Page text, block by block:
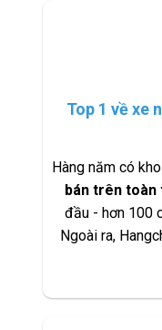
Top 1 về xe
Hàng năm có
bán trên toàn
đầu - hơn 100
Ngoài ra,